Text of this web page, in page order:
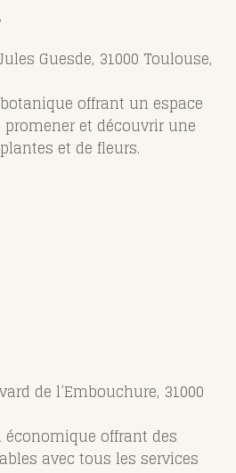
Guesde, 31000 Toulouse,
offrant un espace
et découvrir une
et de fleurs.
de l’Embouchure, 31000
économique offrant des
avec tous les services